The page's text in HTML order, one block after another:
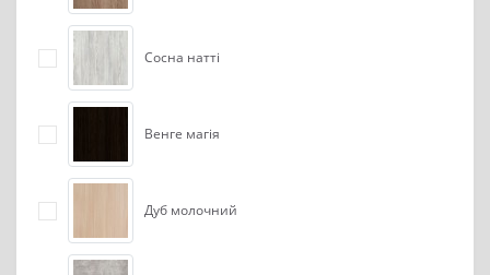
Сосна натті
Венге магія
Дуб молочний